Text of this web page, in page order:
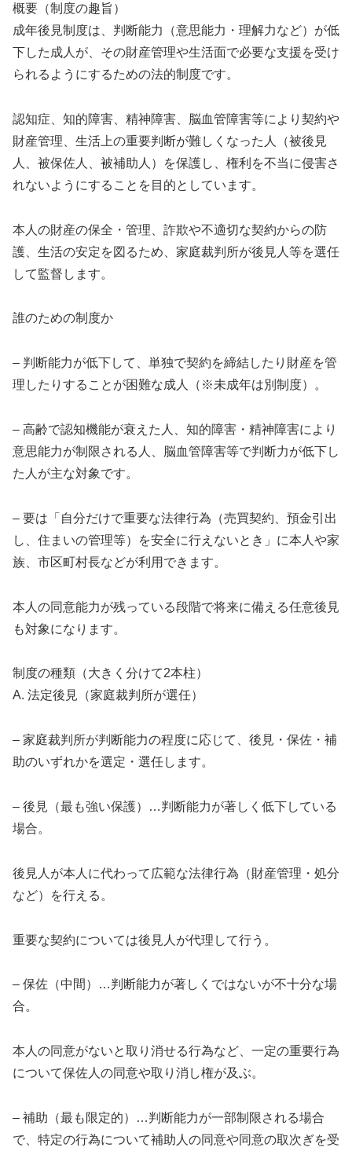
概要（制度の趣旨）
成年後見制度は、判断能力（意思能力・理解力など）が低
下した成人が、その財産管理や生活面で必要な支援を受け
られるようにするための法的制度です。
認知症、知的障害、精神障害、脳血管障害等により契約や
財産管理、生活上の重要判断が難しくなった人（被後見
人、被保佐人、被補助人）を保護し、権利を不当に侵害さ
れないようにすることを目的としています。
本人の財産の保全・管理、詐欺や不適切な契約からの防
護、生活の安定を図るため、家庭裁判所が後見人等を選任
して監督します。
誰のための制度か
– 判断能力が低下して、単独で契約を締結したり財産を管
理したりすることが困難な成人（※未成年は別制度）。
– 高齢で認知機能が衰えた人、知的障害・精神障害により
意思能力が制限される人、脳血管障害等で判断力が低下し
た人が主な対象です。
– 要は「自分だけで重要な法律行為（売買契約、預金引出
し、住まいの管理等）を安全に行えないとき」に本人や家
族、市区町村長などが利用できます。
本人の同意能力が残っている段階で将来に備える任意後見
も対象になります。
制度の種類（大きく分けて2本柱）
A. 法定後見（家庭裁判所が選任）
– 家庭裁判所が判断能力の程度に応じて、後見・保佐・補
助のいずれかを選定・選任します。
– 後見（最も強い保護）…判断能力が著しく低下している
場合。
後見人が本人に代わって広範な法律行為（財産管理・処分
など）を行える。
重要な契約については後見人が代理して行う。
– 保佐（中間）…判断能力が著しくではないが不十分な場
合。
本人の同意がないと取り消せる行為など、一定の重要行為
について保佐人の同意や取り消し権が及ぶ。
– 補助（最も限定的）…判断能力が一部制限される場合
で、特定の行為について補助人の同意や同意の取次ぎを受